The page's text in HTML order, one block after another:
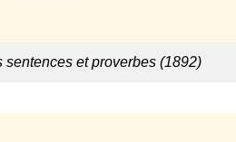
sentences et proverbes (1892)